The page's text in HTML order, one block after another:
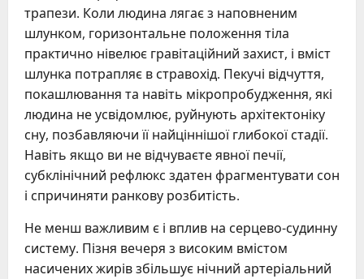
трапези. Коли людина лягає з наповненим
шлунком, горизонтальне положення тіла
практично нівелює гравітаційний захист, і вміст
шлунка потрапляє в стравохід. Пекучі відчуття,
покашлювання та навіть мікропробудження, які
людина не усвідомлює, руйнують архітектоніку
сну, позбавляючи її найціннішої глибокої стадії.
Навіть якщо ви не відчуваєте явної печії,
субклінічний рефлюкс здатен фрагментувати сон
і спричиняти ранкову розбитість.
Не менш важливим є і вплив на серцево-судинну
систему. Пізня вечеря з високим вмістом
насичених жирів збільшує нічний артеріальний